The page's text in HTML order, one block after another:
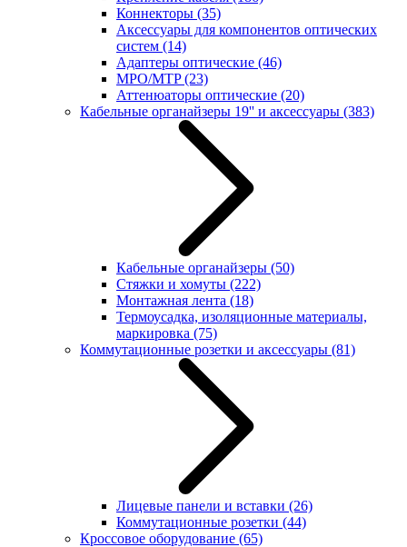
Коннекторы (35)
Аксессуары для компонентов оптических
систем (14)
Адаптеры оптические (46)
MPO/MTP(23)
Аттенюаторы оптические (20)
Кабельные органайзеры 19'' и аксессуары (383)
Кабельные органайзеры (50)
Стяжки и хомуты (222)
Монтажная лента (18)
Термоусадка, изоляционные материалы,
маркировка (75)
Коммутационные розетки и аксессуары (81)
Лицевые панели и вставки (26)
Коммутационные розетки (44)
Кроссовое оборудование (65)